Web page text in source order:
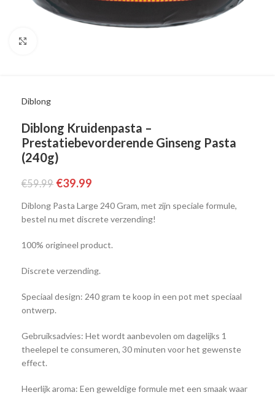
Diblong
Diblong Kruidenpasta –
Prestatiebevorderende Ginseng Pasta
(240g)
€59.99 €39.99
Diblong Pasta Large 240 Gram, met zijn speciale formule,
bestel nu met discrete verzending!
100% origineel product.
Discrete verzending.
Speciaal design: 240 gram te koop in een pot met speciaal
ontwerp.
Gebruiksadvies: Het wordt aanbevolen om dagelijks 1
theelepel te consumeren, 30 minuten voor het gewenste
effect.
Heerlijk aroma: Een geweldige formule met een smaak waar